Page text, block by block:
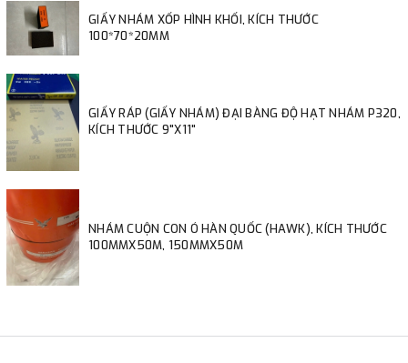
GIẤY NHÁM XỐP HÌNH KHỐI, KÍCH THƯỚC
100*70*20MM
GIẤY RÁP (GIẤY NHÁM) ĐẠI BÀNG ĐỘ HẠT NHÁM P320,
KÍCH THƯỚC 9"X11"
NHÁM CUỘN CON Ó HÀN QUỐC (HAWK), KÍCH THƯỚC
100MMX50M, 150MMX50M